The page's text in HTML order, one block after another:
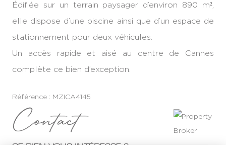
Édifiée sur un terrain paysager d’environ 890 m²,
elle dispose d’une piscine ainsi que d’un espace de
stationnement pour deux véhicules.
Un accès rapide et aisé au centre de Cannes
complète ce bien d’exception.
Référence : MZICA4145
Contact
CE BIEN VOUS INTÉRESSE ?